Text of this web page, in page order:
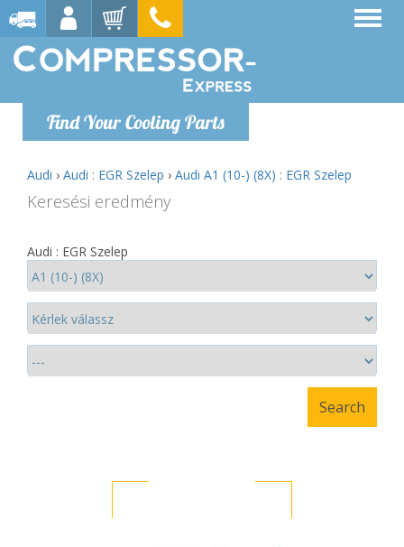
Find Your Cooling Parts
Audi › Audi : EGR Szelep › Audi A1 (10-) (8X) : EGR Szelep
Keresési eredmény
Audi : EGR Szelep